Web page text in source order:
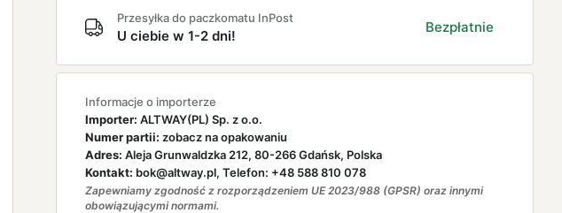
Przesyłka do paczkomatu InPost
U ciebie w 1-2 dni!
Bezpłatnie
Informacje o importerze
Importer: ALTWAY(PL) Sp. z o.o.
Numer partii: zobacz na opakowaniu
Adres: Aleja Grunwaldzka 212, 80-266 Gdańsk, Polska
Kontakt: bok@altway.pl, Telefon: +48 588 810 078
Zapewniamy zgodność z rozporządzeniem UE 2023/988 (GPSR) oraz innymi
obowiązującymi normami.